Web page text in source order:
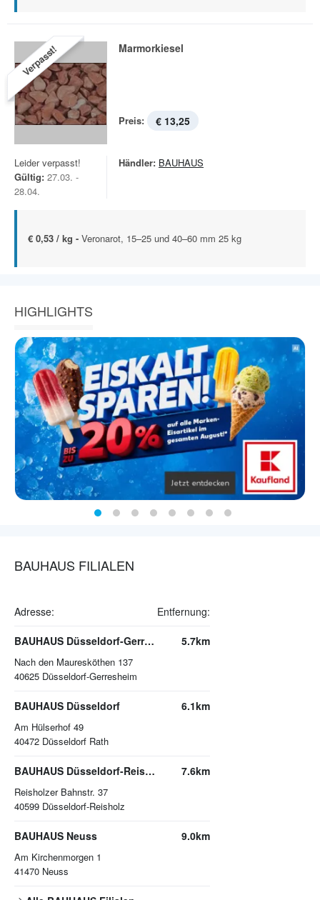
Verpasst! Marmorkiesel
Preis: € 13,25
Leider verpasst!
Gültig: 27.03. -
28.04.
Händler: BAUHAUS
€ 0,53 / kg - Veronarot, 15–25 und 40–60 mm 25 kg
HIGHLIGHTS
BAUHAUS FILIALEN
Adresse: Entfernung:
BAUHAUS Düsseldorf-Gerresheim
Nach den Mauresköthen 137
40625 Düsseldorf-Gerresheim
5.7km
BAUHAUS Düsseldorf
Am Hülserhof 49
40472 Düsseldorf Rath
6.1km
BAUHAUS Düsseldorf-Reisholz
Reisholzer Bahnstr. 37
40599 Düsseldorf-Reisholz
7.6km
BAUHAUS Neuss
Am Kirchenmorgen 1
41470 Neuss
9.0km